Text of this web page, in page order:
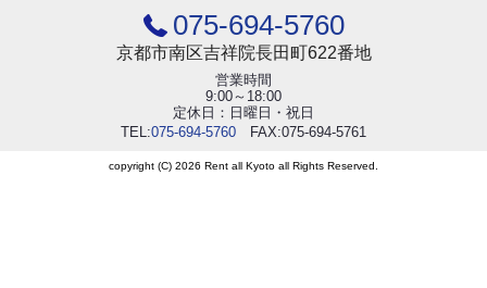
075-694-5760
京都市南区吉祥院長田町622番地
営業時間
9:00～18:00
定休日：日曜日・祝日
TEL:075-694-5760 FAX:075-694-5761
copyright (C) 2026 Rent all Kyoto all Rights Reserved.